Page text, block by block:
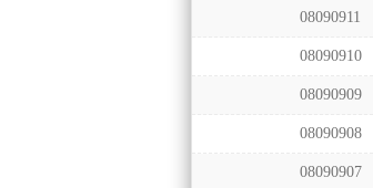
08090911
08090910
08090909
08090908
08090907